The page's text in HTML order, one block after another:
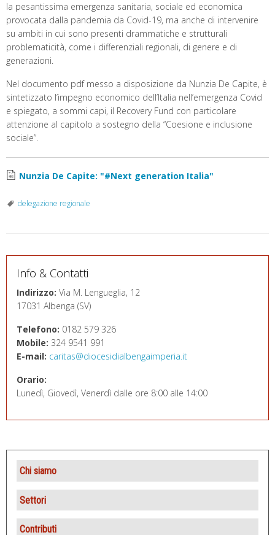
la pesantissima emergenza sanitaria, sociale ed economica
provocata dalla pandemia da Covid-19, ma anche di intervenire
su ambiti in cui sono presenti drammatiche e strutturali
problematicità, come i differenziali regionali, di genere e di
generazioni.
Nel documento pdf messo a disposizione da Nunzia De Capite, è
sintetizzato l’impegno economico dell’Italia nell’emergenza Covid
e spiegato, a sommi capi, il Recovery Fund con particolare
attenzione al capitolo a sostegno della “Coesione e inclusione
sociale”.
Nunzia De Capite: "#Next generation Italia"
delegazione regionale
Info & Contatti
Indirizzo: Via M. Lengueglia, 12
17031 Albenga (SV)
Telefono: 0182 579 326
Mobile: 324 9541 991
E-mail: caritas@diocesidialbengaimperia.it
Orario:
Lunedì, Giovedì, Venerdì dalle ore 8:00 alle 14:00
Chi siamo
Presentazione
Statuto
Settori
Locanda del Buon Samaritano
Contributi